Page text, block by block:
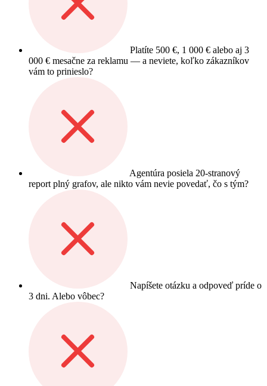
Platíte 500 €, 1 000 € alebo aj 3
000 € mesačne za reklamu — a neviete, koľko zákazníkov
vám to prinieslo?
Agentúra posiela 20-stranový
report plný grafov, ale nikto vám nevie povedať, čo s tým?
Napíšete otázku a odpoveď príde o
3 dni. Alebo vôbec?